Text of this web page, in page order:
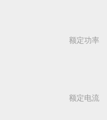
额定功率
额定电流